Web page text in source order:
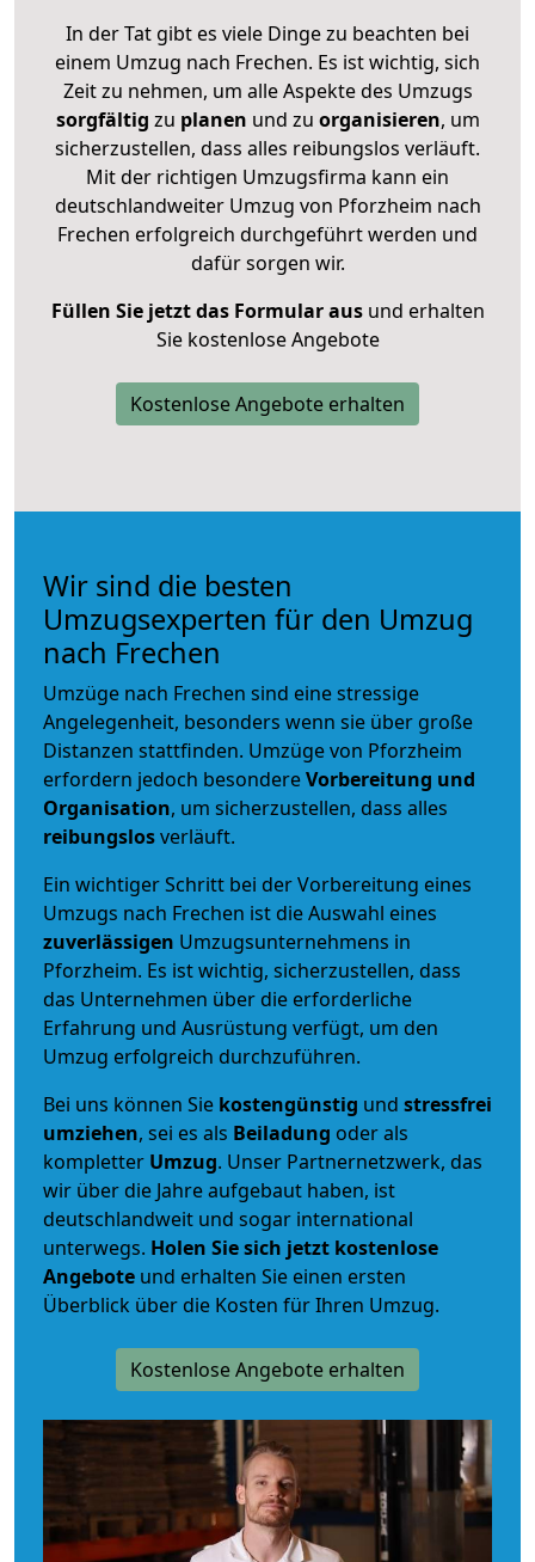
In der Tat gibt es viele Dinge zu beachten bei
einem Umzug nach Frechen. Es ist wichtig, sich
Zeit zu nehmen, um alle Aspekte des Umzugs
sorgfältig zu planen und zu organisieren, um
sicherzustellen, dass alles reibungslos verläuft.
Mit der richtigen Umzugsfirma kann ein
deutschlandweiter Umzug von Pforzheim nach
Frechen erfolgreich durchgeführt werden und
dafür sorgen wir.
Füllen Sie jetzt das Formular ausund erhalten
Sie kostenlose Angebote
Kostenlose Angebote erhalten
Wir sind die besten
Umzugsexperten für den Umzug
nach Frechen
Umzüge nach Frechen sind eine stressige
Angelegenheit, besonders wenn sie über große
Distanzen stattfinden. Umzüge von Pforzheim
erfordern jedoch besondereVorbereitung und
Organisation, um sicherzustellen, dass alles
reibungslosverläuft.
Ein wichtiger Schritt bei der Vorbereitung eines
Umzugs nach Frechen ist die Auswahl eines
zuverlässigen Umzugsunternehmens in
Pforzheim. Es ist wichtig, sicherzustellen, dass
das Unternehmen über die erforderliche
Erfahrung und Ausrüstung verfügt, um den
Umzug erfolgreich durchzuführen.
Bei uns können Sie kostengünstig und stressfrei
umziehen, sei es als Beiladung oder als
kompletter Umzug. Unser Partnernetzwerk, das
wir über die Jahre aufgebaut haben, ist
deutschlandweit und sogar international
unterwegs. Holen Sie sich jetzt kostenlose
Angebote und erhalten Sie einen ersten
Überblick über die Kosten für Ihren Umzug.
Kostenlose Angebote erhalten